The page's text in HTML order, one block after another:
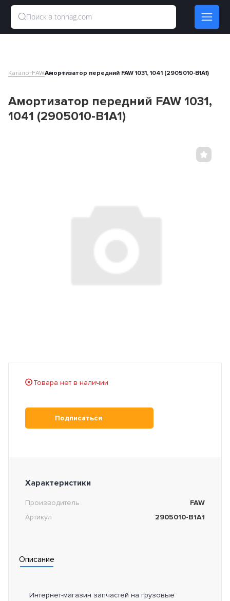
КаталогFAWАмортизатор передний FAW 1031, 1041 (2905010-B1A1)
Амортизатор передний FAW 1031,
1041 (2905010-B1A1)
Товара нет в наличии
Подписаться
Характеристики
Производитель
FAW
Артикул
2905010-B1A1
Описание
Интернет-магазин запчастей на грузовые